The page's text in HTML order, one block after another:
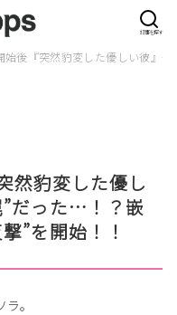
始後『突然豹変した優しい彼』
然豹変した優し
だった…！？嵌
”を開始！！
。